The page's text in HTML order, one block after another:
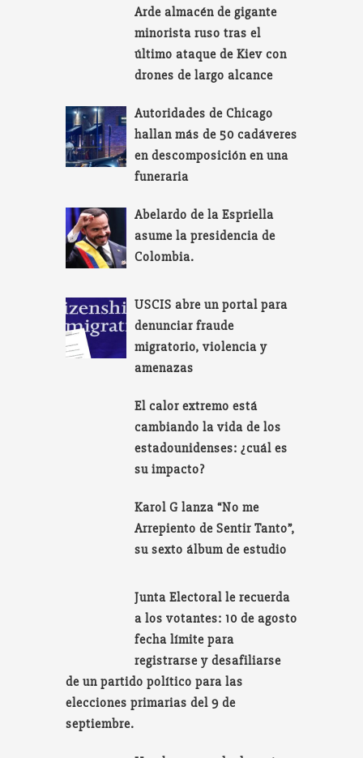
Arde almacén de gigante
minorista ruso tras el
último ataque de Kiev con
drones de largo alcance
Autoridades de Chicago
hallan más de 50 cadáveres
en descomposición en una
funeraria
Abelardo de la Espriella
asume la presidencia de
Colombia.
USCIS abre un portal para
denunciar fraude
migratorio, violencia y
amenazas
El calor extremo está
cambiando la vida de los
estadounidenses: ¿cuál es
su impacto?
Karol G lanza “No me
Arrepiento de Sentir Tanto”,
su sexto álbum de estudio
Junta Electoral le recuerda
a los votantes: 10 de agosto
fecha límite para
registrarse y desafiliarse
de un partido político para las
elecciones primarias del 9 de
septiembre.